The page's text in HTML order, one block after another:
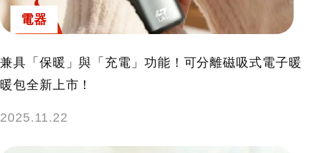
電器
兼具「保暖」與「充電」功能！可分離磁吸式電子暖
暖包全新上市！
2025.11.22